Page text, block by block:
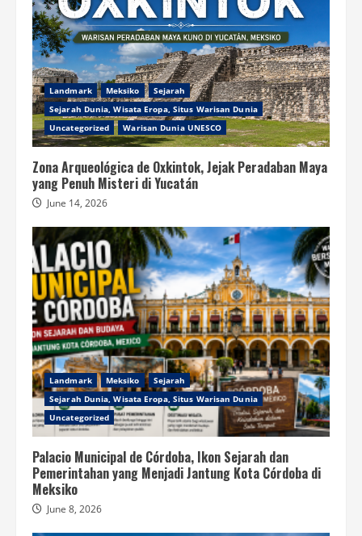
Landmark Meksiko
Sejarah
Sejarah Dunia, Wisata Eropa, Situs Warisan Dunia
Uncategorized
Warisan Dunia UNESCO
Zona Arqueológica de Oxkintok, Jejak Peradaban Maya
yang Penuh Misteri di Yucatán
June 14, 2026
Landmark Meksiko
Sejarah
Sejarah Dunia, Wisata Eropa, Situs Warisan Dunia
Uncategorized
Palacio Municipal de Córdoba, Ikon Sejarah dan
Pemerintahan yang Menjadi Jantung Kota Córdoba di
Meksiko
June 8, 2026